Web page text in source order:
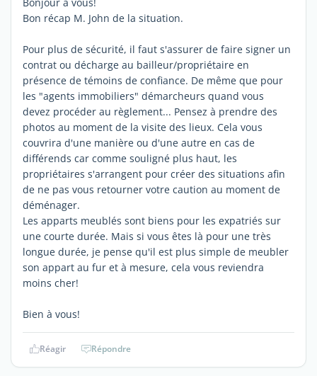
Bon récap M. John de la situation.
Pour plus de sécurité, il faut s'assurer de faire signer un
contrat ou décharge au bailleur/propriétaire en
présence de témoins de confiance. De même que pour
les "agents immobiliers" démarcheurs quand vous
devez procéder au règlement... Pensez à prendre des
photos au moment de la visite des lieux. Cela vous
couvrira d'une manière ou d'une autre en cas de
différends car comme souligné plus haut, les
propriétaires s'arrangent pour créer des situations afin
de ne pas vous retourner votre caution au moment de
déménager.
Les apparts meublés sont biens pour les expatriés sur
une courte durée. Mais si vous êtes là pour une très
longue durée, je pense qu'il est plus simple de meubler
son appart au fur et à mesure, cela vous reviendra
moins cher!
Bien à vous!
Réagir Répondre